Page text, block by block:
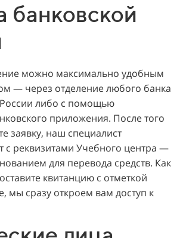
банковской
можно максимально удобным
— через отделение любого банка
либо с помощью
приложения. После того
заявку, наш специалист
с реквизитами Учебного центра —
для перевода средств. Как
квитанцию с отметкой
мы сразу откроем вам доступ к